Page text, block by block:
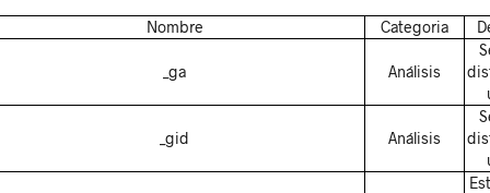
Nombre Categoria
_ga Análisis
_gid Análisis